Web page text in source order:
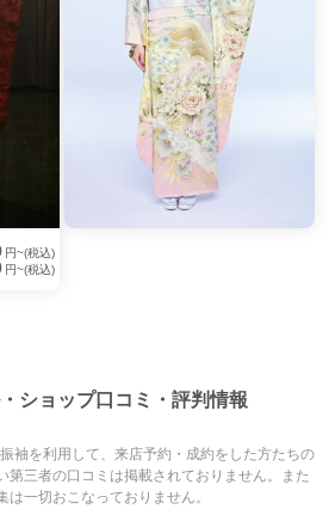
円~(税込)
円~(税込)
ショップ口コミ・評判情報
袖を利用して、来店予約・成約をした方たちの
第三者の口コミは掲載されておりません。また
一切おこなっておりません。